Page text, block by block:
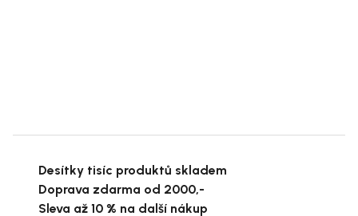
Desítky tisíc produktů skladem
Doprava zdarma od 2000,-
Sleva až 10 % na další nákup